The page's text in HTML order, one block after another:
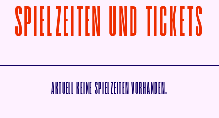
SPIELZEITEN UND TICKETS
AKTUELL KEINE SPIELZEITEN VORHANDEN.